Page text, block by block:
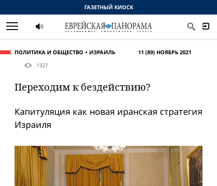
ПОЛИТИКА И ОБЩЕСТВО ИЗРАИЛЬ
11 (89) НОЯБРЬ 2021
1327
Переходим к бездействию?
Капитуляция как новая иранская стратегия
Израиля
ГАЗЕТНЫЙ КИОСК